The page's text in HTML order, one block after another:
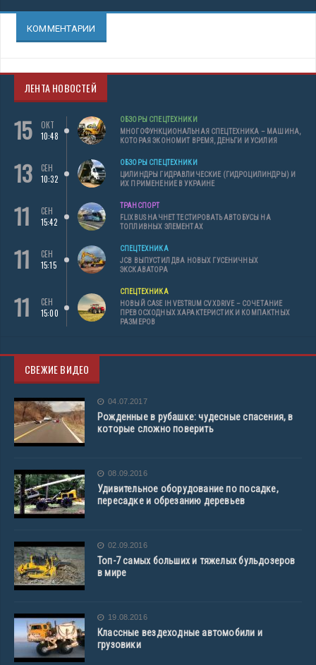
КОММЕНТАРИИ
ЛЕНТА НОВОСТЕЙ
15
ОКТ
10:48
ОБЗОРЫ СПЕЦТЕХНИКИ
МНОГОФУНКЦИОНАЛЬНАЯ СПЕЦТЕХНИКА – МАШИНА,
КОТОРАЯ ЭКОНОМИТ ВРЕМЯ, ДЕНЬГИ И УСИЛИЯ
13
СЕН
10:32
ОБЗОРЫ СПЕЦТЕХНИКИ
ЦИЛИНДРЫ ГИДРАВЛИЧЕСКИЕ (ГИДРОЦИЛИНДРЫ) И
ИХ ПРИМЕНЕНИЕ В УКРАИНЕ
11
СЕН
15:42
ТРАНСПОРТ
FLIXBUS НАЧНЕТ ТЕСТИРОВАТЬ АВТОБУСЫ НА
ТОПЛИВНЫХ ЭЛЕМЕНТАХ
11
СЕН
15:15
СПЕЦТЕХНИКА
JCB ВЫПУСТИЛ ДВА НОВЫХ ГУСЕНИЧНЫХ
ЭКСКАВАТОРА
11
СЕН
15:00
СПЕЦТЕХНИКА
НОВЫЙ CASE IH VESTRUM CVXDRIVE – СОЧЕТАНИЕ
ПРЕВОСХОДНЫХ ХАРАКТЕРИСТИК И КОМПАКТНЫХ
РАЗМЕРОВ
СВЕЖИЕ ВИДЕО
04.07.2017
Рожденные в рубашке: чудесные спасения, в
которые сложно поверить
08.09.2016
Удивительное оборудование по посадке,
пересадке и обрезанию деревьев
02.09.2016
Топ-7 самых больших и тяжелых бульдозеров
в мире
19.08.2016
Классные вездеходные автомобили и
грузовики